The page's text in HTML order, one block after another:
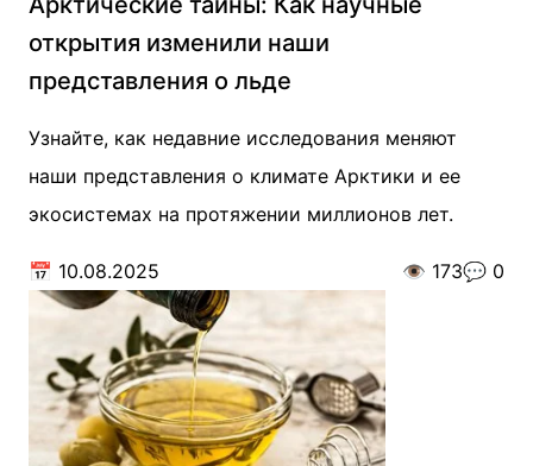
открытия изменили наши
представления о льде
Узнайте, как недавние исследования меняют
наши представления о климате Арктики и ее
экосистемах на протяжении миллионов лет.
📅 10.08.2025 👁️ 173💬 0